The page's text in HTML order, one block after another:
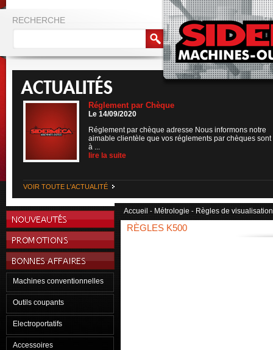
RECHERCHE
Réglement par Chèque
Le 14/09/2020
Réglement par chèque adresse Nous informons notre
aimable clientèle que vos réglements par chèques sont
à ...
lire la suite
VOIR TOUTE L'ACTUALITÉ
Machines conventionnelles
Outils coupants
Electroportatifs
Accessoires
Accueil - Métrologie - Règles de
RÈGLES K500